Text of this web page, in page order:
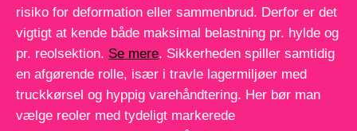
risiko for deformation eller sammenbrud. Derfor er det
vigtigt at kende både maksimal belastning pr. hylde og
pr. reolsektion. Se mere. Sikkerheden spiller samtidig
en afgørende rolle, især i travle lagermiljøer med
truckkørsel og hyppig varehåndtering. Her bør man
vælge reoler med tydeligt markerede